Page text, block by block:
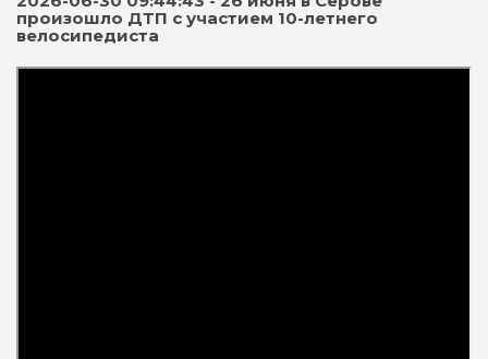
произошло ДТП с участием 10-летнего
велосипедиста